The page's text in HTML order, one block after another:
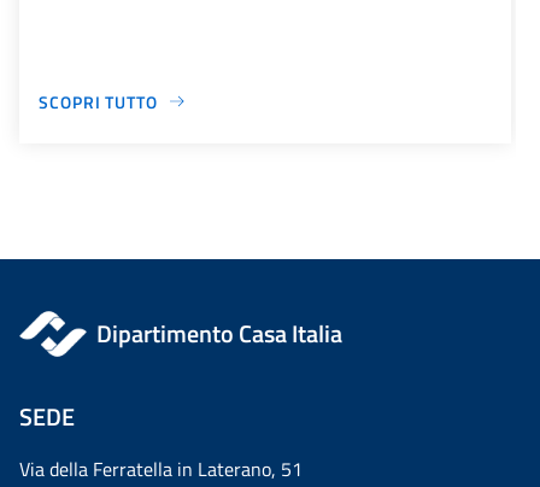
SCOPRI TUTTO
Dipartimento Casa Italia
SEDE
Via della Ferratella in Laterano, 51